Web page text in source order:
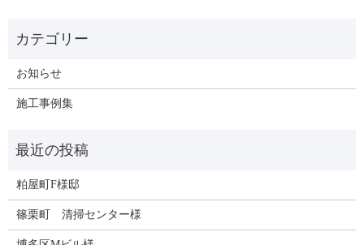
お知らせ
施工事例集
粕屋町F様邸
篠栗町 清掃センター様